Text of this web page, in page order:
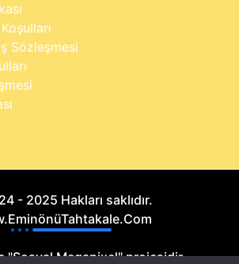
Sözleşmesi
- 2025 Hakları saklıdır.
"Sosyal Megapixel" projesidir.